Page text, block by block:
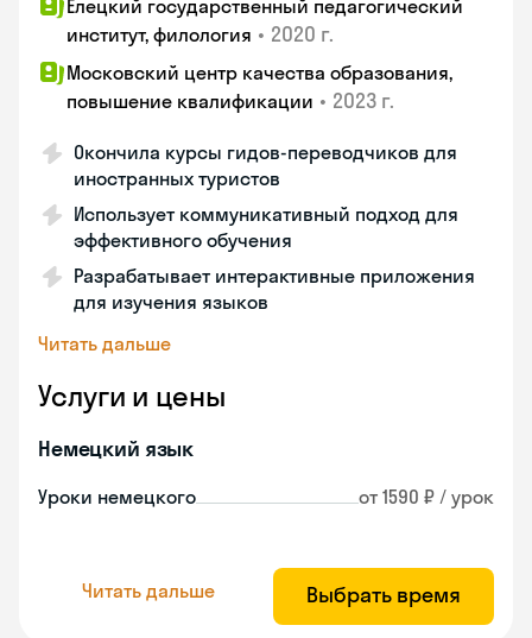
Елецкий государственный педагогический
институт, филология • 2020 г.
Московский центр качества образования,
повышение квалификации • 2023 г.
Окончила курсы гидов-переводчиков для
иностранных туристов
Использует коммуникативный подход для
эффективного обучения
Разрабатывает интерактивные приложения
для изучения языков
Читать дальше
Услуги и цены
Немецкий язык
Уроки немецкого от 1590 ₽ / урок
Читать дальше Выбрать время